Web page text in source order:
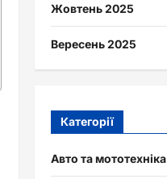
Жовтень 2025
Вересень 2025
Категорії
Авто та мототехніка